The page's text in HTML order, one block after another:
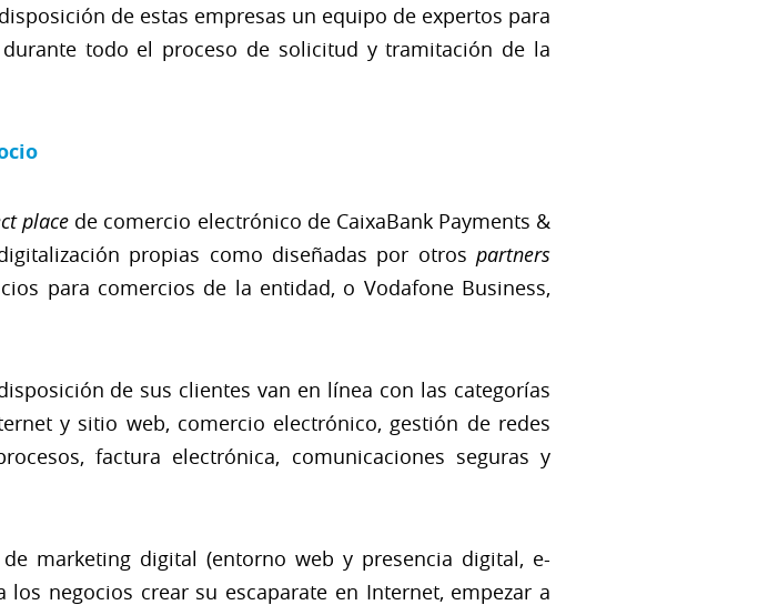
de estas empresas un equipo de expertos para
todo el proceso de solicitud y tramitación de la
place de comercio electrónico de CaixaBank Payments &
propias como diseñadas por otros partners
para comercios de la entidad, o Vodafone Business,
de sus clientes van en línea con las categorías
y sitio web, comercio electrónico, gestión de redes
factura electrónica, comunicaciones seguras y
marketing digital (entorno web y presencia digital, e-
negocios crear su escaparate en Internet, empezar a